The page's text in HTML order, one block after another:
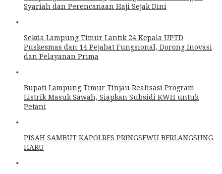
Syariah dan Perencanaan Haji Sejak Dini
Sekda Lampung Timur Lantik 24 Kepala UPTD
Puskesmas dan 14 Pejabat Fungsional, Dorong Inovasi
dan Pelayanan Prima
Bupati Lampung Timur Tinjau Realisasi Program
Listrik Masuk Sawah, Siapkan Subsidi KWH untuk
Petani
PISAH SAMBUT KAPOLRES PRINGSEWU BERLANGSUNG
HARU